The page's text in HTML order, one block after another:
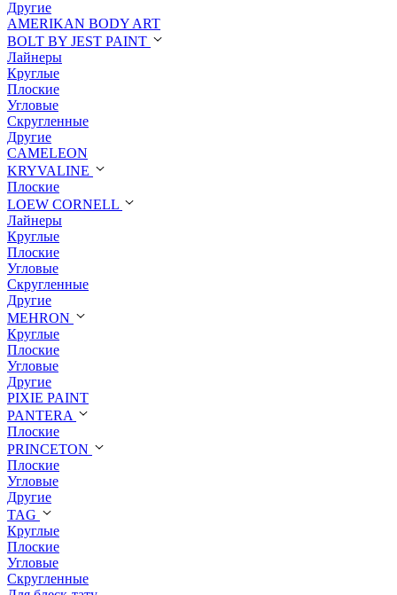
Другие
AMERIKAN BODY ART
BOLT BY JEST PAINT
Лайнеры
Круглые
Плоские
Угловые
Скругленные
Другие
CAMELEON
KRYVALINE
Плоские
LOEW CORNELL
Лайнеры
Круглые
Плоские
Угловые
Скругленные
Другие
MEHRON
Круглые
Плоские
Угловые
Другие
PIXIE PAINT
PANTERA
Плоские
PRINCETON
Плоские
Угловые
Другие
TAG
Круглые
Плоские
Угловые
Скругленные